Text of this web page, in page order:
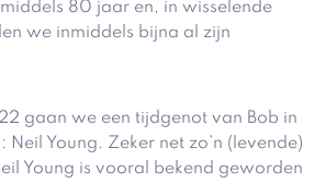
80 jaar en, in wisselende
we inmiddels bijna al zijn
gaan we een tijdgenot van Bob in
Neil Young. Zeker net zo’n (levende)
Young is vooral bekend geworden